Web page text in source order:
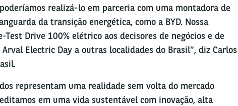
realizá-lo em parceria com uma montadora de
da transição energética, como a BYD. Nossa
Test Drive 100% elétrico aos decisores de negócios e de
Electric Day a outras localidades do Brasil”, diz Carlos
representam uma realidade sem volta do mercado
em uma vida sustentável com inovação, alta